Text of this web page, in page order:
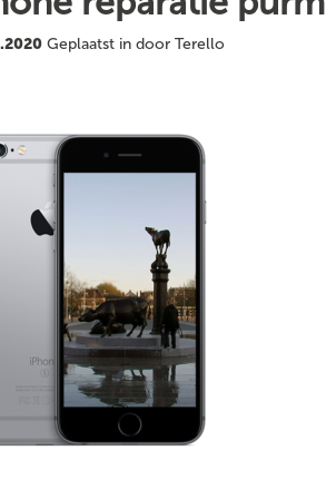
Geplaatst in door Terello